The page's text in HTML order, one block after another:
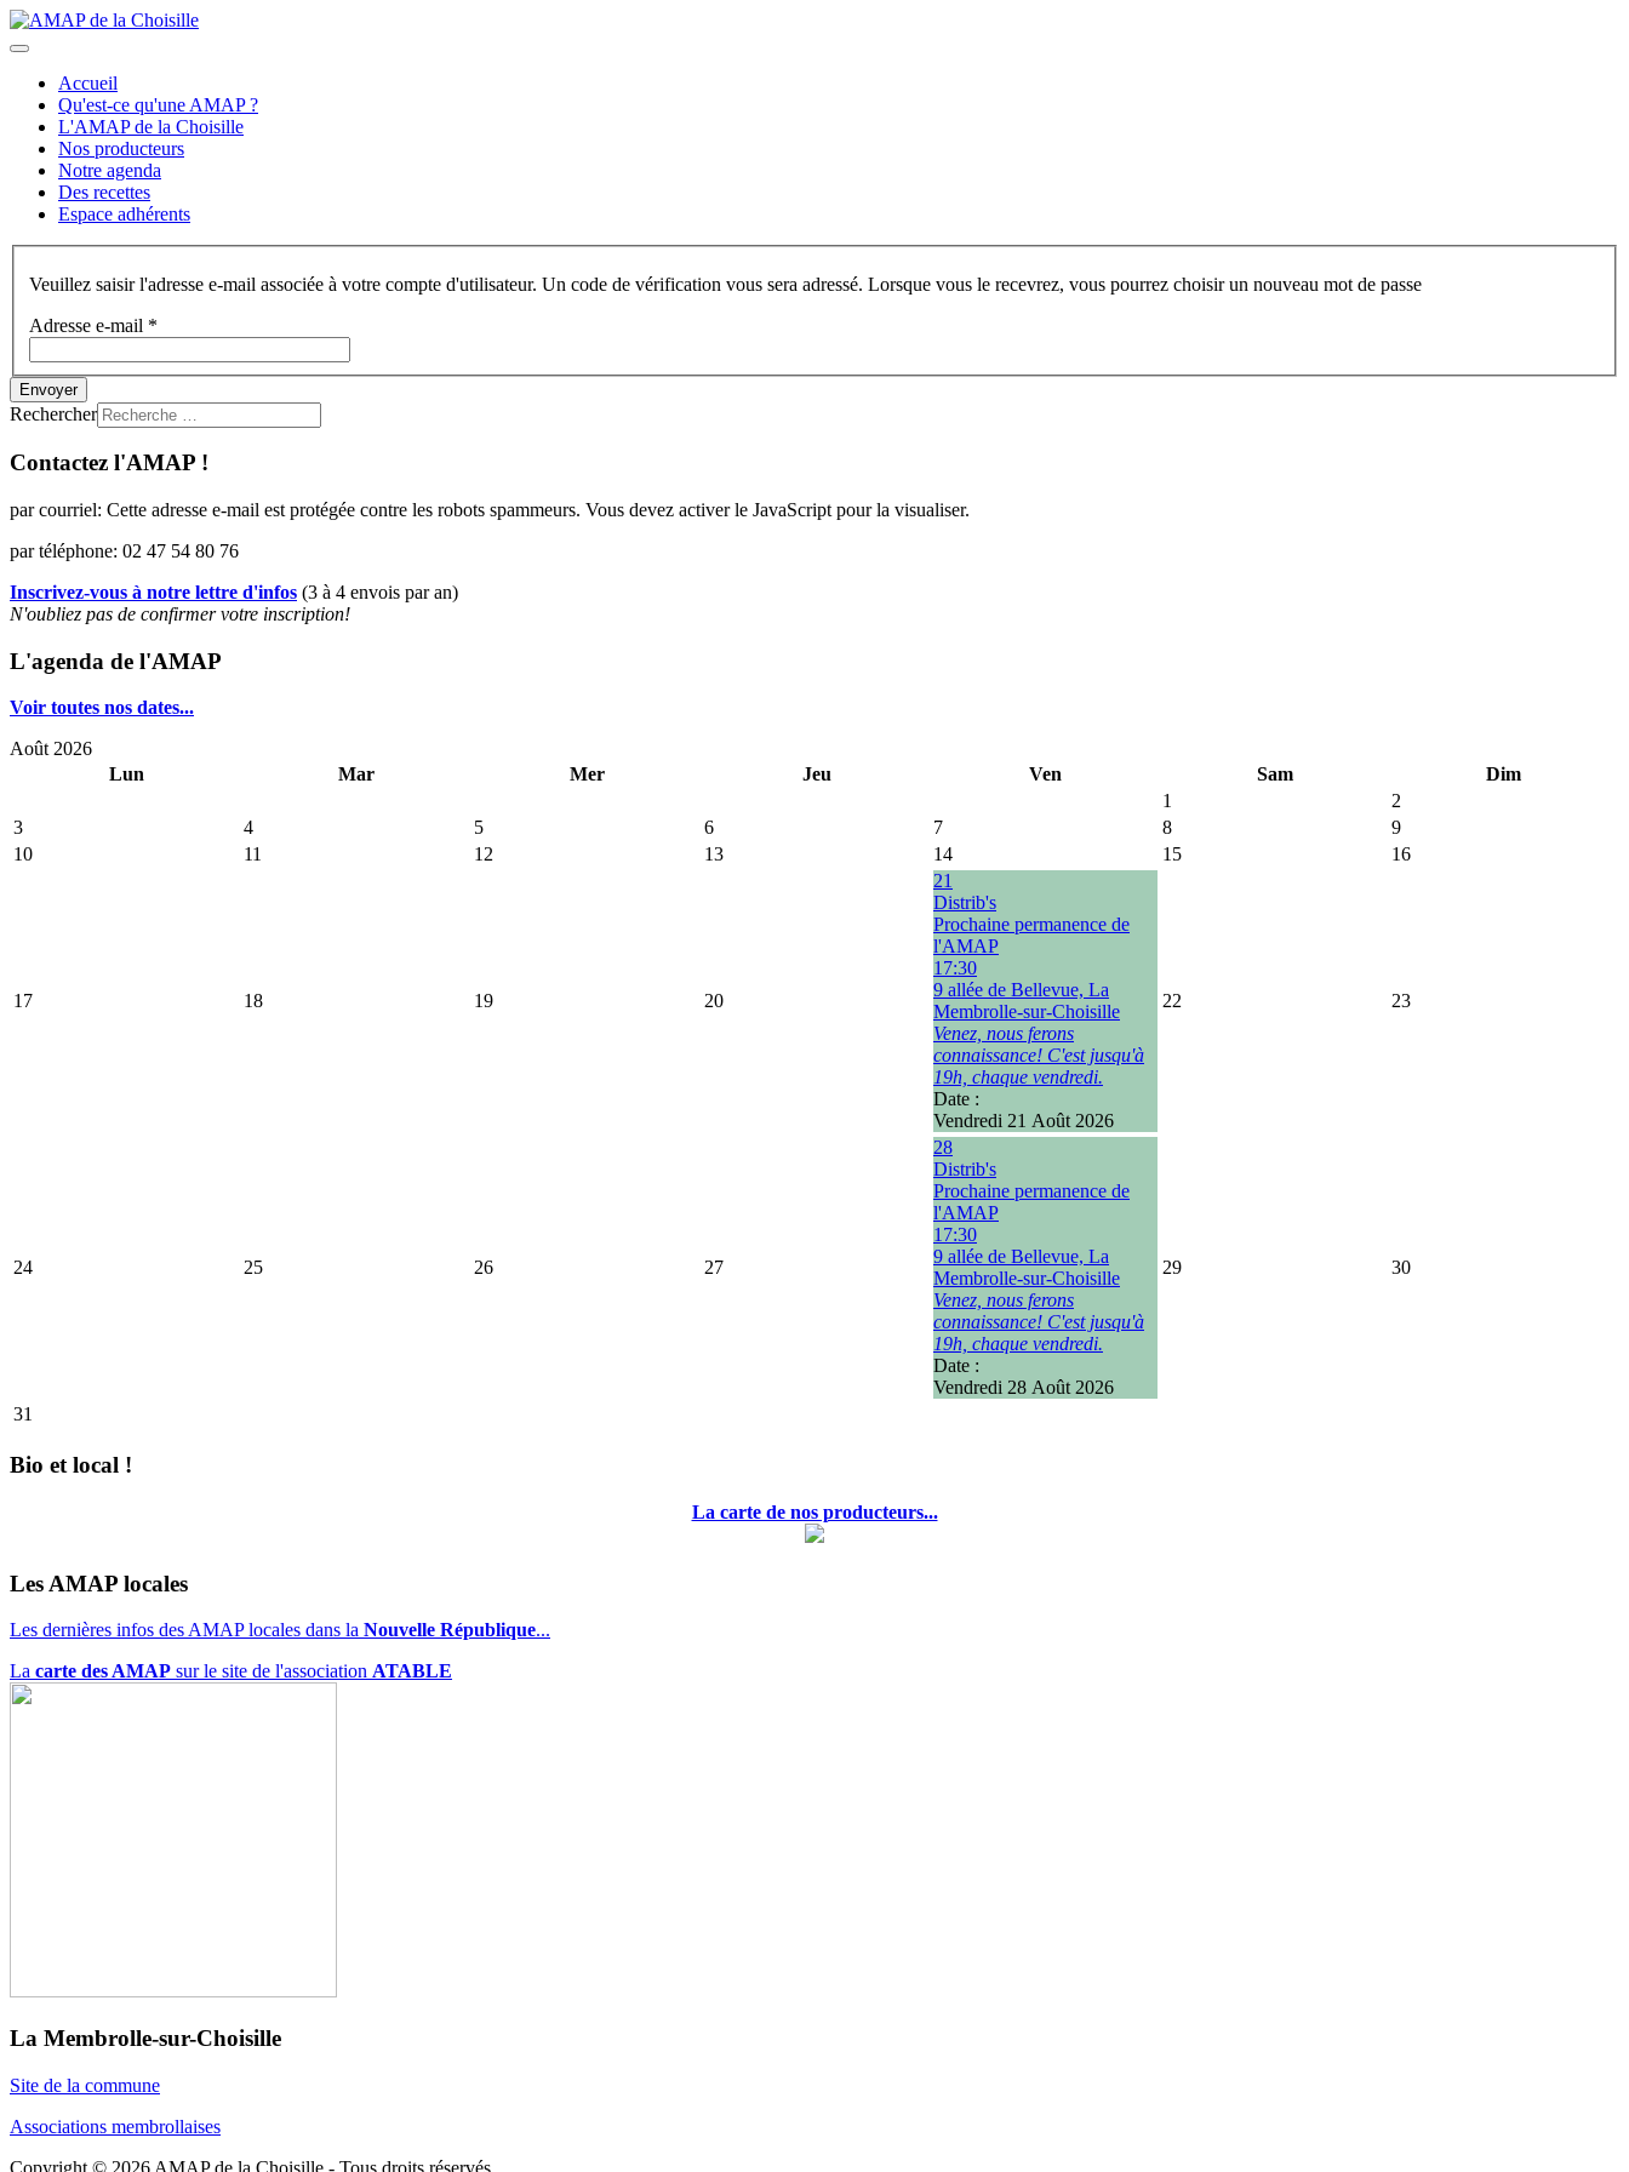
Accueil
Qu'est-ce qu'une AMAP ?
L'AMAP de la Choisille
Nos producteurs
Notre agenda
Des recettes
Espace adhérents
Veuillez saisir l'adresse e-mail associée à votre compte d'utilisateur. Un code de vérification vous sera adressé. Lorsque vous le recevrez, vous pourrez choisir un nouveau mot de passe
Adresse e-mail *
Envoyer
Rechercher
Contactez l'AMAP !
par courriel: Cette adresse e-mail est protégée contre les robots spammeurs. Vous devez activer le JavaScript pour la visualiser.
par téléphone: 02 47 54 80 76
Inscrivez-vous à notre lettre d'infos (3 à 4 envois par an)
N'oubliez pas de confirmer votre inscription!
L'agenda de l'AMAP
Voir toutes nos dates...
précédent
suivant
Août 2026
Lun
Mar Mer Jeu Ven Sam
Dim
1
2
3
4 5 6 7 8
9
10
11 12 13 14 15 16
17 18 19 20
21
Distrib's
Prochaine permanence de
l'AMAP
17:30
9 allée de Bellevue, La
Membrolle-sur-Choisille
Venez, nous ferons
connaissance! C'est jusqu'à
19h, chaque vendredi.
Date :
Vendredi 21 Août 2026
22 23
24 25 26 27
28
Distrib's
Prochaine permanence de
l'AMAP
17:30
9 allée de Bellevue, La
Membrolle-sur-Choisille
Venez, nous ferons
connaissance! C'est jusqu'à
19h, chaque vendredi.
Date :
Vendredi 28 Août 2026
29 30
31
Bio et local !
La carte de nos producteurs...
Les AMAP locales
Les dernières infos des AMAP locales dans la Nouvelle République...
La carte des AMAP sur le site de l'association ATABLE
La Membrolle-sur-Choisille
Site de la commune
Associations membrollaises
Copyright © 2026 AMAP de la Choisille - Tous droits réservés